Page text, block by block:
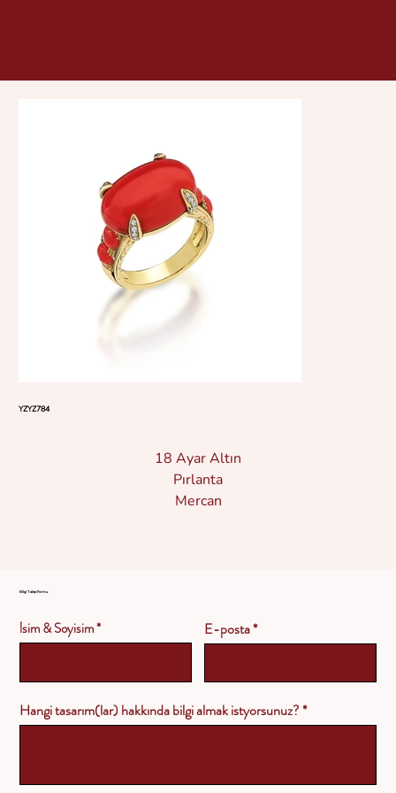
YZYZ784
18 Ayar Altın
Pırlanta
Mercan
Bilgi Talep Formu
İsim & Soyisim E-posta
Hangi tasarım(lar) hakkında bilgi almak istyorsunuz?